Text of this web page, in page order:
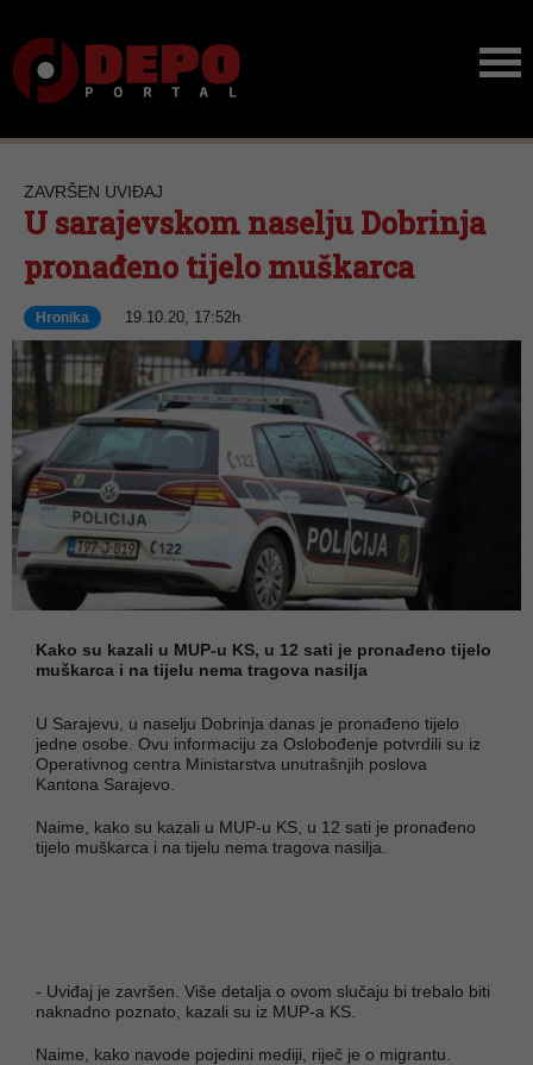
ZAVRŠEN UVIĐAJ
U sarajevskom naselju Dobrinja
pronađeno tijelo muškarca
Hronika 19.10.20, 17:52h
Kako su kazali u MUP-u KS, u 12 sati je pronađeno tijelo
muškarca i na tijelu nema tragova nasilja
U Sarajevu, u naselju Dobrinja danas je pronađeno tijelo
jedne osobe. Ovu informaciju za Oslobođenje potvrdili su iz
Operativnog centra Ministarstva unutrašnjih poslova
Kantona Sarajevo.
Naime, kako su kazali u MUP-u KS, u 12 sati je pronađeno
tijelo muškarca i na tijelu nema tragova nasilja.
- Uviđaj je završen. Više detalja o ovom slučaju bi trebalo biti
naknadno poznato, kazali su iz MUP-a KS.
Naime, kako navode pojedini mediji, riječ je o migrantu.